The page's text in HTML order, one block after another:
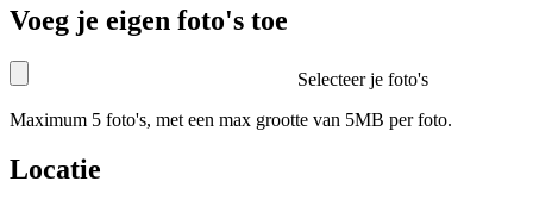
Voeg je eigen foto's toe
Selecteer je foto's
Maximum 5 foto's, met een max grootte van 5MB per foto.
Locatie